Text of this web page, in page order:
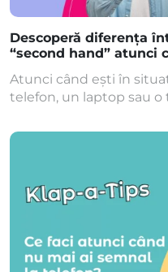
Descoperă diferența
“second hand” atunci
Atunci când ești în
telefon, un laptop sau
hand sau unul
sunt doar câteva dintre